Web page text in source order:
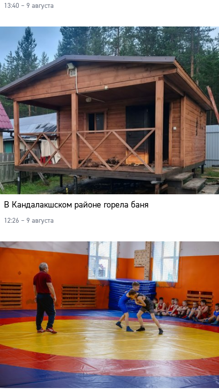
13:40 – 9 августа
В Кандалакшском районе горела баня
12:26 – 9 августа